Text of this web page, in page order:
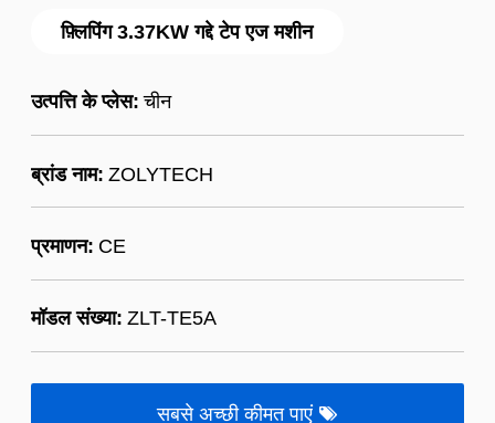
फ़्लिपिंग 3.37KW गद्दे टेप एज मशीन
उत्पत्ति के प्लेस: चीन
ब्रांड नाम: ZOLYTECH
प्रमाणन: CE
मॉडल संख्या: ZLT-TE5A
सबसे अच्छी कीमत पाएं